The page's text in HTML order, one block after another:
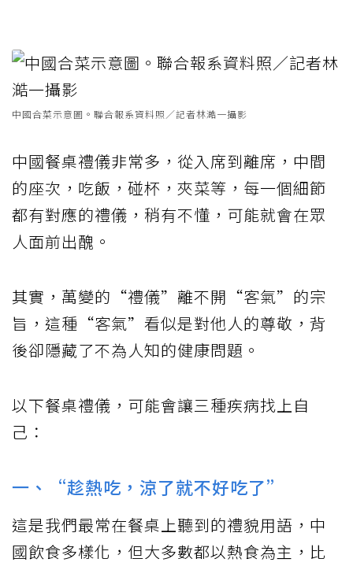
中國合菜示意圖。聯合報系資料照／記者林澔一攝影
中國餐桌禮儀非常多，從入席到離席，中間
的座次，吃飯，碰杯，夾菜等，每一個細節
都有對應的禮儀，稍有不懂，可能就會在眾
人面前出醜。
其實，萬變的“禮儀”離不開“客氣”的宗
旨，這種“客氣”看似是對他人的尊敬，背
後卻隱藏了不為人知的健康問題。
以下餐桌禮儀，可能會讓三種疾病找上自
己：
一、“趁熱吃，涼了就不好吃了”
這是我們最常在餐桌上聽到的禮貌用語，中
國飲食多樣化，但大多數都以熱食為主，比